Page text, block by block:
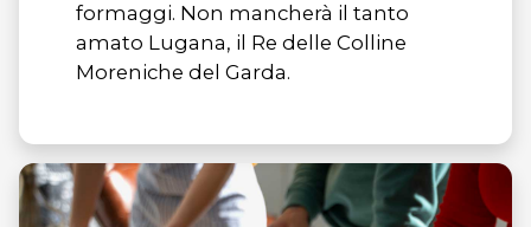
formaggi. Non mancherà il tanto
amato Lugana, il Re delle Colline
Moreniche del Garda.